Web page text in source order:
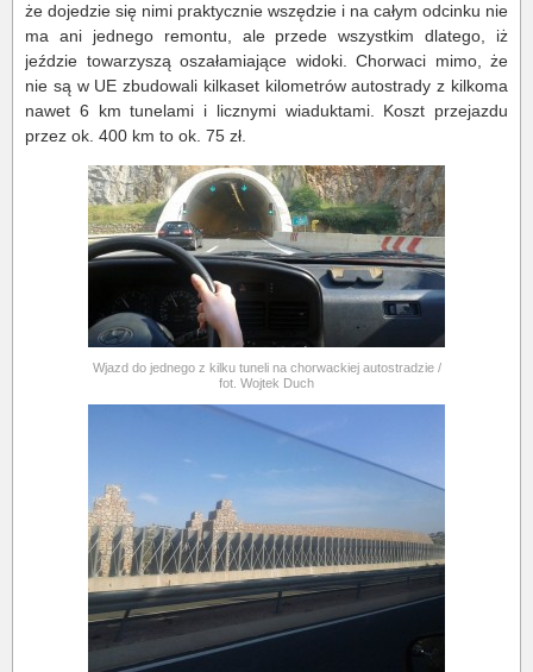
że dojedzie się nimi praktycznie wszędzie i na całym odcinku nie
ma ani jednego remontu, ale przede wszystkim dlatego, iż
jeździe towarzyszą oszałamiające widoki. Chorwaci mimo, że
nie są w UE zbudowali kilkaset kilometrów autostrady z kilkoma
nawet 6 km tunelami i licznymi wiaduktami. Koszt przejazdu
przez ok. 400 km to ok. 75 zł.
Wjazd do jednego z kilku tuneli na chorwackiej autostradzie /
fot. Wojtek Duch